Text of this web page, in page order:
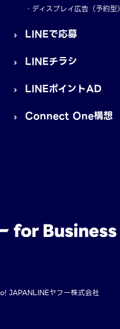
ディスプレイ広告（予約型）
LINEで応募
LINEチラシ
LINEポイントAD
Connect One構想
JAPANLINEヤフー株式会社